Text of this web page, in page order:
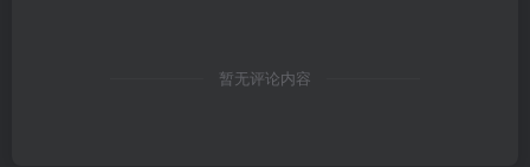
暂无评论内容